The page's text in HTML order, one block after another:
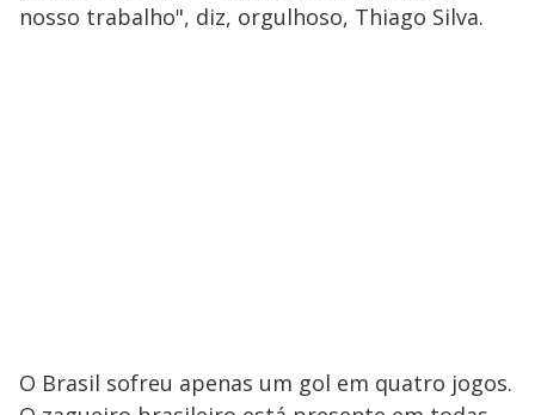
nosso trabalho", diz, orgulhoso, Thiago Silva.
O Brasil sofreu apenas um gol em quatro jogos.